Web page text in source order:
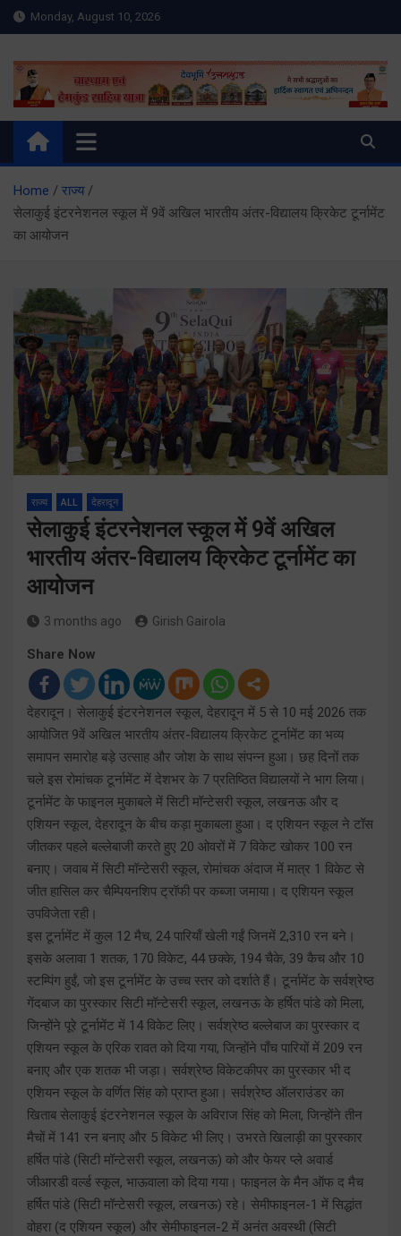
Skip
to
Monday, August 10, 2026
Meru Raibar | Uttarakhand
News | Uttarkashi News
meruraibar.com
Home
राज्य
सेलाकुई इंटरनेशनल स्कूल में 9वें अखिल भारतीय अंतर-विद्यालय क्रिकेट टूर्नामेंट
का आयोजन
राज्य ALL देहरादून
सेलाकुई इंटरनेशनल स्कूल में 9वें अखिल
भारतीय अंतर-विद्यालय क्रिकेट टूर्नामेंट का
आयोजन
3 months ago Girish Gairola
Share Now
देहरादून। सेलाकुई इंटरनेशनल स्कूल, देहरादून में 5 से 10 मई 2026 तक
आयोजित 9वें अखिल भारतीय अंतर-विद्यालय क्रिकेट टूर्नामेंट का भव्य
समापन समारोह बड़े उत्साह और जोश के साथ संपन्न हुआ। छह दिनों तक
चले इस रोमांचक टूर्नामेंट में देशभर के 7 प्रतिष्ठित विद्यालयों ने भाग लिया।
टूर्नामेंट के फाइनल मुकाबले में सिटी मॉन्टेसरी स्कूल, लखनऊ और द
एशियन स्कूल, देहरादून के बीच कड़ा मुकाबला हुआ। द एशियन स्कूल ने टॉस
जीतकर पहले बल्लेबाजी करते हुए 20 ओवरों में 7 विकेट खोकर 100 रन
बनाए। जवाब में सिटी मॉन्टेसरी स्कूल, रोमांचक अंदाज में मात्र 1 विकेट से
जीत हासिल कर चैम्पियनशिप ट्रॉफी पर कब्जा जमाया। द एशियन स्कूल
उपविजेता रही।
इस टूर्नामेंट में कुल 12 मैच, 24 पारियाँ खेली गईं जिनमें 2,310 रन बने।
इसके अलावा 1 शतक, 170 विकेट, 44 छक्के, 194 चैके, 39 कैच और 10
स्टम्पिंग हुईं, जो इस टूर्नामेंट के उच्च स्तर को दर्शाते हैं। टूर्नामेंट के सर्वश्रेष्ठ
गेंदबाज का पुरस्कार सिटी मॉन्टेसरी स्कूल, लखनऊ के हर्षित पांडे को मिला,
जिन्होंने पूरे टूर्नामेंट में 14 विकेट लिए। सर्वश्रेष्ठ बल्लेबाज का पुरस्कार द
एशियन स्कूल के एरिक रावत को दिया गया, जिन्होंने पाँच पारियों में 209 रन
बनाए और एक शतक भी जड़ा। सर्वश्रेष्ठ विकेटकीपर का पुरस्कार भी द
एशियन स्कूल के वर्णित सिंह को प्राप्त हुआ। सर्वश्रेष्ठ ऑलराउंडर का
खिताब सेलाकुई इंटरनेशनल स्कूल के अविराज सिंह को मिला, जिन्होंने तीन
मैचों में 141 रन बनाए और 5 विकेट भी लिए। उभरते खिलाड़ी का पुरस्कार
हर्षित पांडे (सिटी मॉन्टेसरी स्कूल, लखनऊ) को और फेयर प्ले अवार्ड
जीआरडी वर्ल्ड स्कूल, भाऊवाला को दिया गया। फाइनल के मैन ऑफ द मैच
हर्षित पांडे (सिटी मॉन्टेसरी स्कूल, लखनऊ) रहे। सेमीफाइनल-1 में सिद्धांत
वोहरा (द एशियन स्कूल) और सेमीफाइनल-2 में अनंत अवस्थी (सिटी